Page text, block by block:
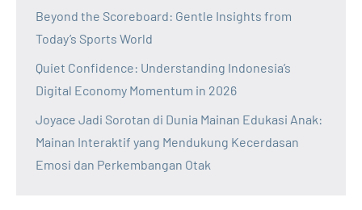
Beyond the Scoreboard: Gentle Insights from
Today’s Sports World
Quiet Confidence: Understanding Indonesia’s
Digital Economy Momentum in 2026
Joyace Jadi Sorotan di Dunia Mainan Edukasi Anak:
Mainan Interaktif yang Mendukung Kecerdasan
Emosi dan Perkembangan Otak